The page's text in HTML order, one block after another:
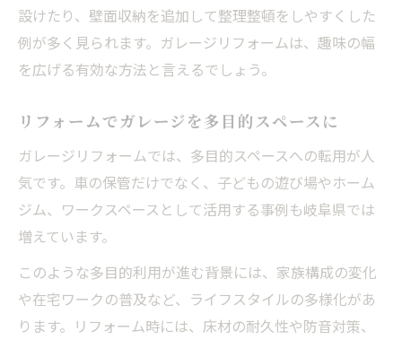
設けたり、壁面収納を追加して整理整頓をしやすくした
例が多く見られます。ガレージリフォームは、趣味の幅
を広げる有効な方法と言えるでしょう。
リフォームでガレージを多目的スペースに
ガレージリフォームでは、多目的スペースへの転用が人
気です。車の保管だけでなく、子どもの遊び場やホーム
ジム、ワークスペースとして活用する事例も岐阜県では
増えています。
このような多目的利用が進む背景には、家族構成の変化
や在宅ワークの普及など、ライフスタイルの多様化があ
ります。リフォーム時には、床材の耐久性や防音対策、